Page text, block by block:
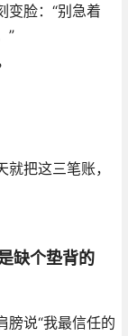
变脸：“别急着
”
把这三笔账，
缺个垫背的
膀说“我最信任的